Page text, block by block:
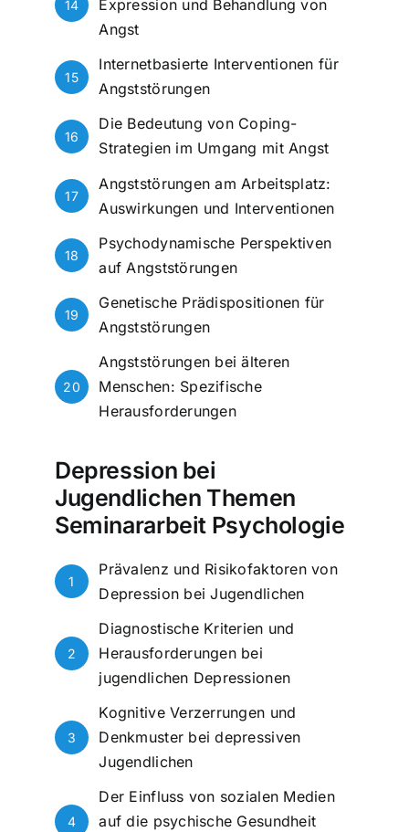
14
Expression und Behandlung von
Angst
15
Internetbasierte Interventionen für
Angststörungen
16
Die Bedeutung von Coping-
Strategien im Umgang mit Angst
17
Angststörungen am Arbeitsplatz:
Auswirkungen und Interventionen
18
Psychodynamische Perspektiven
auf Angststörungen
19
Genetische Prädispositionen für
Angststörungen
20
Angststörungen bei älteren
Menschen: Spezifische
Herausforderungen
Depression bei
Jugendlichen Themen
Seminararbeit Psychologie
1
Prävalenz und Risikofaktoren von
Depression bei Jugendlichen
2
Diagnostische Kriterien und
Herausforderungen bei
jugendlichen Depressionen
3
Kognitive Verzerrungen und
Denkmuster bei depressiven
Jugendlichen
4
Der Einfluss von sozialen Medien
auf die psychische Gesundheit